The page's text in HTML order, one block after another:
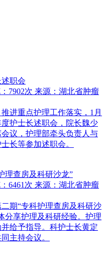
职会
7902次 来源：湖北省肿瘤
进重点护理工作落实，1月
护士长述职会，院长魏少
议，护理部牵头负责人与
长等参加述职会。
理查房及科研沙龙”
6461次 来源：湖北省肿瘤
期“专科护理查房及科研沙
分享护理及科研经验。护理
给予指导。科护士长黄定
主持会议。